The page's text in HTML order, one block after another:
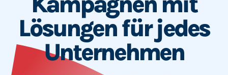
Lösungen für jedes
Unternehmen